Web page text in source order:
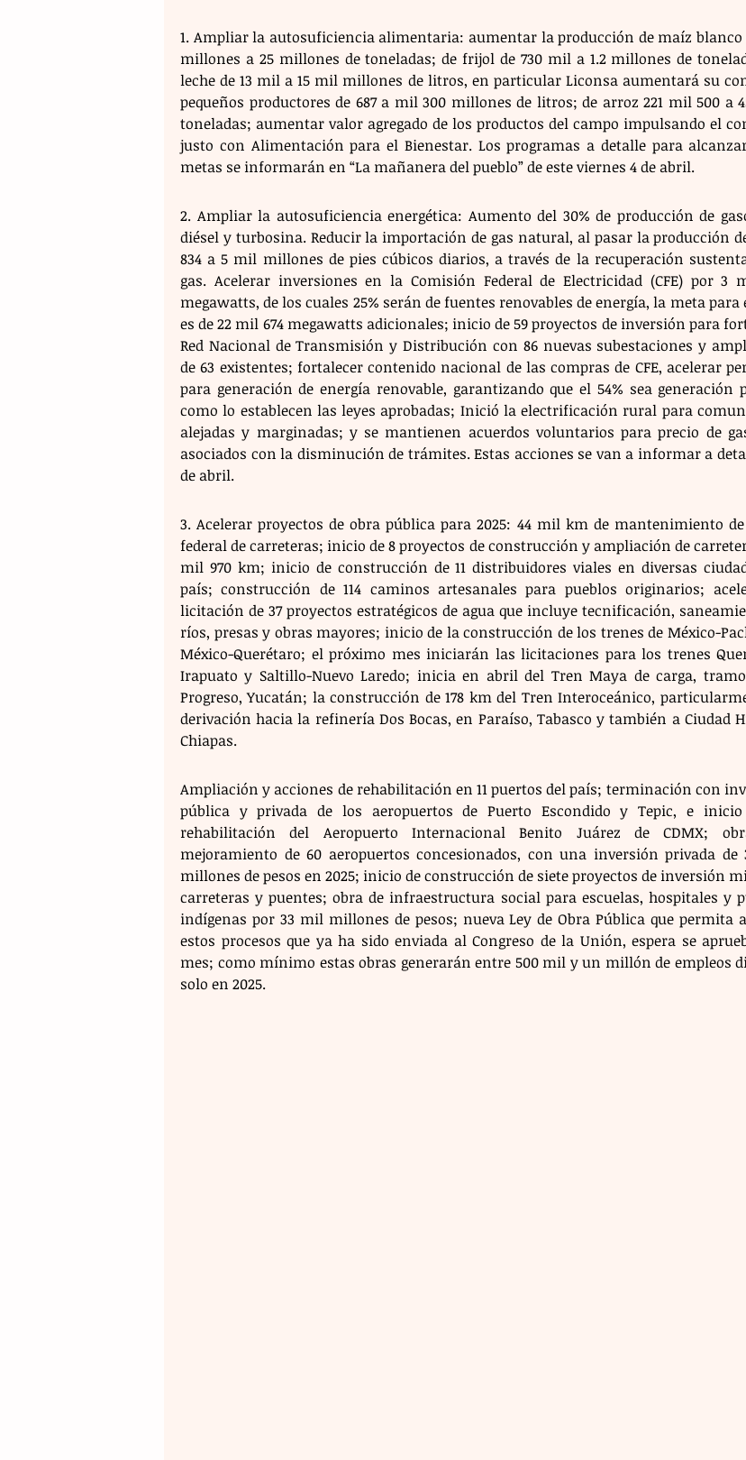
1. Ampliar la autosuficiencia alimentaria: aumentar la producción de maíz blanco
millones a 25 millones de toneladas; de frijol de 730 mil a 1.2 millones de
leche de 13 mil a 15 mil millones de litros, en particular Liconsa aumentará su
pequeños productores de 687 a mil 300 millones de litros; de arroz 221 mil 500 a
toneladas; aumentar valor agregado de los productos del campo impulsando el
justo con Alimentación para el Bienestar. Los programas a detalle para
metas se informarán en “La mañanera del pueblo” de este viernes 4 de abril.
2. Ampliar la autosuficiencia energética: Aumento del 30% de producción de
diésel y turbosina. Reducir la importación de gas natural, al pasar la producción
834 a 5 mil millones de pies cúbicos diarios, a través de la recuperación
gas. Acelerar inversiones en la Comisión Federal de Electricidad (CFE) por 3
megawatts, de los cuales 25% serán de fuentes renovables de energía, la meta para
es de 22 mil 674 megawatts adicionales; inicio de 59 proyectos de inversión para
Red Nacional de Transmisión y Distribución con 86 nuevas subestaciones y
de 63 existentes; fortalecer contenido nacional de las compras de CFE, acelerar
para generación de energía renovable, garantizando que el 54% sea generación
como lo establecen las leyes aprobadas; Inició la electrificación rural para
alejadas y marginadas; y se mantienen acuerdos voluntarios para precio de
asociados con la disminución de trámites. Estas acciones se van a informar a
de abril.
3. Acelerar proyectos de obra pública para 2025: 44 mil km de mantenimiento
federal de carreteras; inicio de 8 proyectos de construcción y ampliación de
mil 970 km; inicio de construcción de 11 distribuidores viales en diversas
país; construcción de 114 caminos artesanales para pueblos originarios;
licitación de 37 proyectos estratégicos de agua que incluye tecnificación,
ríos, presas y obras mayores; inicio de la construcción de los trenes de México-
México-Querétaro; el próximo mes iniciarán las licitaciones para los trenes
Irapuato y Saltillo-Nuevo Laredo; inicia en abril del Tren Maya de carga,
Progreso, Yucatán; la construcción de 178 km del Tren Interoceánico,
derivación hacia la refinería Dos Bocas, en Paraíso, Tabasco y también a Ciudad
Chiapas.
Ampliación y acciones de rehabilitación en 11 puertos del país; terminación con
pública y privada de los aeropuertos de Puerto Escondido y Tepic, e
rehabilitación del Aeropuerto Internacional Benito Juárez de CDMX;
mejoramiento de 60 aeropuertos concesionados, con una inversión privada de
millones de pesos en 2025; inicio de construcción de siete proyectos de inversión
carreteras y puentes; obra de infraestructura social para escuelas, hospitales y
indígenas por 33 mil millones de pesos; nueva Ley de Obra Pública que permita
estos procesos que ya ha sido enviada al Congreso de la Unión, espera se
mes; como mínimo estas obras generarán entre 500 mil y un millón de empleos
solo en 2025.